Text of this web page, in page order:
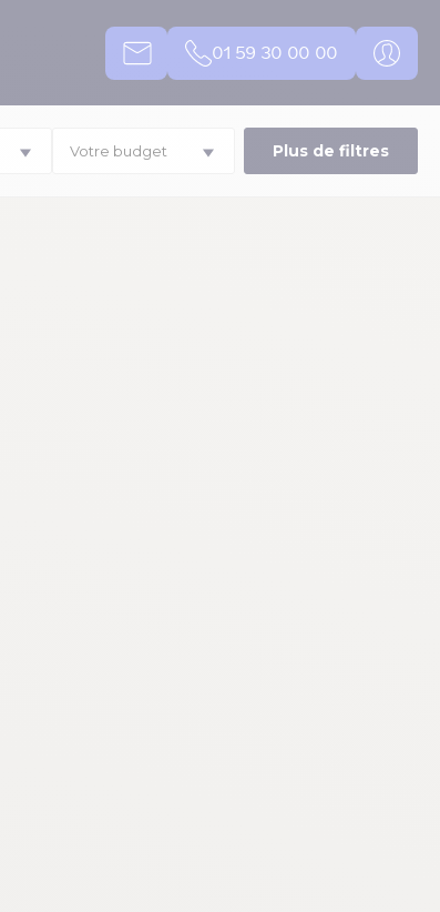
01 59 30 00 00
Votre budget Plus de filtres